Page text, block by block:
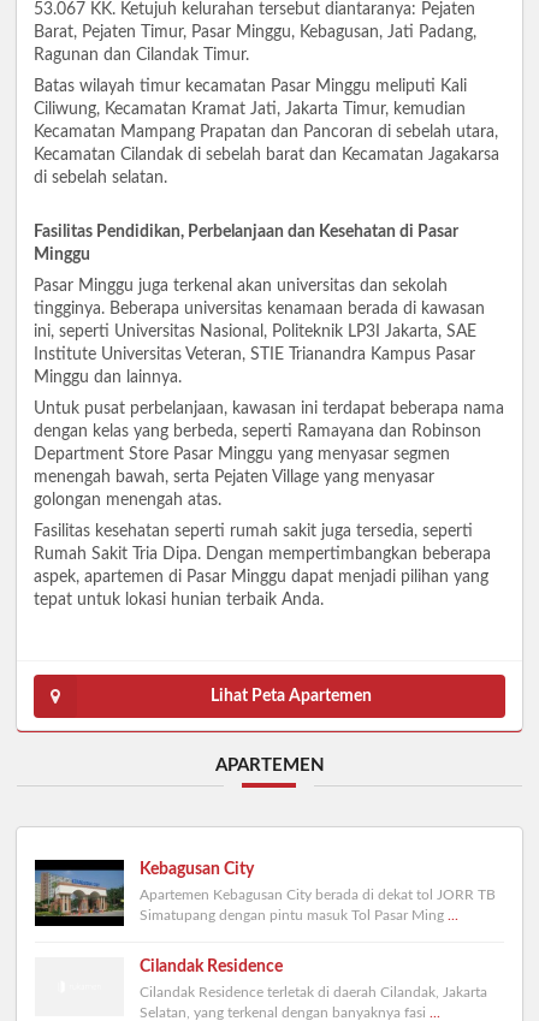
53.067 KK. Ketujuh kelurahan tersebut diantaranya: Pejaten
Barat, Pejaten Timur, Pasar Minggu, Kebagusan, Jati Padang,
Ragunan dan Cilandak Timur.
Batas wilayah timur kecamatan Pasar Minggu meliputi Kali
Ciliwung, Kecamatan Kramat Jati, Jakarta Timur, kemudian
Kecamatan Mampang Prapatan dan Pancoran di sebelah utara,
Kecamatan Cilandak di sebelah barat dan Kecamatan Jagakarsa
di sebelah selatan.
Fasilitas Pendidikan, Perbelanjaan dan Kesehatan di Pasar
Minggu
Pasar Minggu juga terkenal akan universitas dan sekolah
tingginya. Beberapa universitas kenamaan berada di kawasan
ini, seperti Universitas Nasional, Politeknik LP3I Jakarta, SAE
Institute Universitas Veteran, STIE Trianandra Kampus Pasar
Minggu dan lainnya.
Untuk pusat perbelanjaan, kawasan ini terdapat beberapa nama
dengan kelas yang berbeda, seperti Ramayana dan Robinson
Department Store Pasar Minggu yang menyasar segmen
menengah bawah, serta Pejaten Village yang menyasar
golongan menengah atas.
Fasilitas kesehatan seperti rumah sakit juga tersedia, seperti
Rumah Sakit Tria Dipa. Dengan mempertimbangkan beberapa
aspek, apartemen di Pasar Minggu dapat menjadi pilihan yang
tepat untuk lokasi hunian terbaik Anda.
Lihat Peta Apartemen
APARTEMEN
Kebagusan City
Apartemen Kebagusan City berada di dekat tol JORR TB
Simatupang dengan pintu masuk Tol Pasar Ming
Cilandak Residence
Cilandak Residence terletak di daerah Cilandak, Jakarta
Selatan, yang terkenal dengan banyaknya fasi